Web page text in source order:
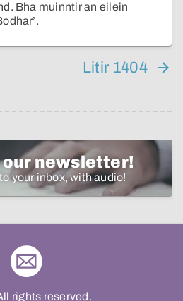
Bha muinntir an eilein
Litir 1404
our newsletter!
your inbox, with audio!
rights reserved.